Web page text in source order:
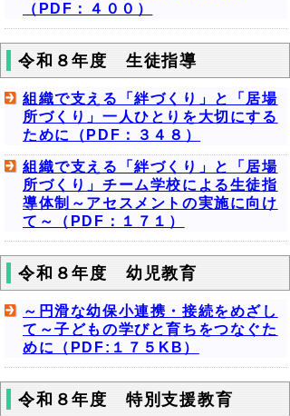
（PDF：４００）
令和８年度 生徒指導
組織で支える「絆づくり」と「居場
所づくり」一人ひとりを大切にする
ために（PDF：３４８）
組織で支える「絆づくり」と「居場
所づくり」チーム学校による生徒指
導体制～アセスメントの実施に向け
て～（PDF：１７１）
令和８年度 幼児教育
～円滑な幼保小連携・接続をめざし
て～子どもの学びと育ちをつなぐた
めに（PDF:１７５KB）
令和８年度 特別支援教育